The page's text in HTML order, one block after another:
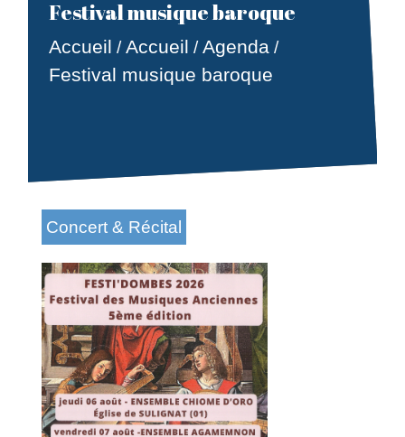
Festival musique baroque
Accueil /Accueil /Agenda/
Festival musique baroque
Concert & Récital